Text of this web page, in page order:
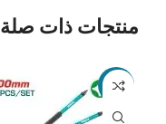
منتجات ذات صلة
-26%